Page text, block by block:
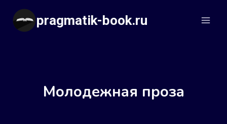
Перейти
содержимому
pragmatik-book.ru
Молодежная проза